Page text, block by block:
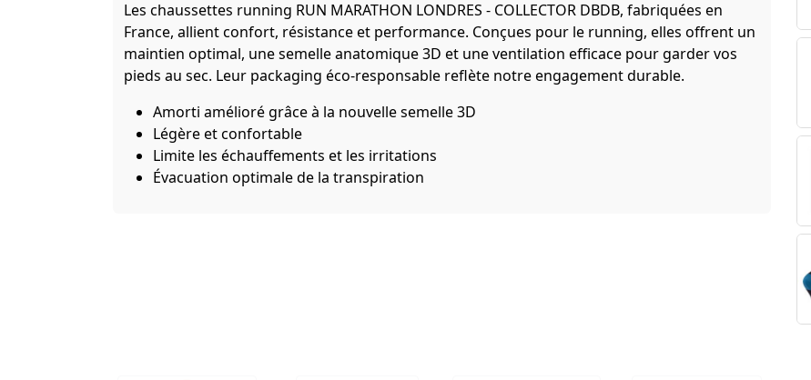
Les chaussettes running RUN MARATHON LONDRES - COLLECTOR DBDB, fabriquées en
France, allient confort, résistance et performance. Conçues pour le running, elles offrent un
maintien optimal, une semelle anatomique 3D et une ventilation efficace pour garder vos
pieds au sec. Leur packaging éco-responsable reflète notre engagement durable.
Amorti amélioré grâce à la nouvelle semelle 3D
Légère et confortable
Limite les échauffements et les irritations
Évacuation optimale de la transpiration